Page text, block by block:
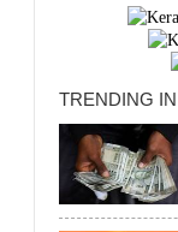
TRENDING IN